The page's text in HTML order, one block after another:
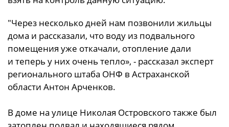
"Через несколько дней нам позвонили жильцы
дома и рассказали, что воду из подвального
помещения уже откачали, отопление дали
и теперь у них очень тепло», - рассказал эксперт
регионального штаба ОНФ в Астраханской
области Антон Арченков.
В доме на улице Николая Островского также был